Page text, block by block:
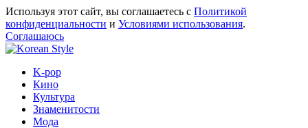
Используя этот сайт, вы соглашаетесь с Политикой
конфиденциальности и Условиями использования.
Соглашаюсь
K-pop
Кино
Культура
Знаменитости
Мода